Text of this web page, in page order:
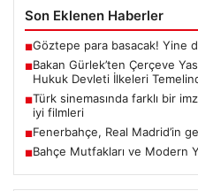
Son Eklenen Haberler
■Göztepe para basacak! Yine
■Bakan Gürlek’ten Çerçeve
Hukuk Devleti İlkeleri
■Türk sinemasında farklı bir
iyi filmleri
■Fenerbahçe, Real Madrid’in
■Bahçe Mutfakları ve Modern